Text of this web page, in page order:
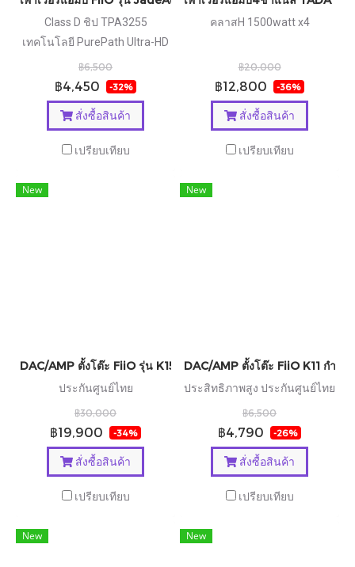
Class D ชิป TPA3255
เทคโนโลยี PurePath Ultra-HD
กำลังขับสูง ประกันศูนย์ไทย
฿6,500
฿4,450 -32%
สั่งซื้อสินค้า
เปรียบเทียบ
คลาสH 1500watt x4
฿20,000
฿12,800 -36%
สั่งซื้อสินค้า
เปรียบเทียบ
New
DAC/AMP ตั้งโต๊ะ FiiO รุ่น K15 ชิป AKM AK4497S *2 รองรับ
ประกันศูนย์ไทย
฿30,000
฿19,900 -34%
สั่งซื้อสินค้า
เปรียบเทียบ
New
DAC/AMP ตั้งโต๊ะ FiiO K11 กำลั
ประสิทธิภาพสูง ประกันศูนย์ไทย
฿6,500
฿4,790 -26%
สั่งซื้อสินค้า
เปรียบเทียบ
New New